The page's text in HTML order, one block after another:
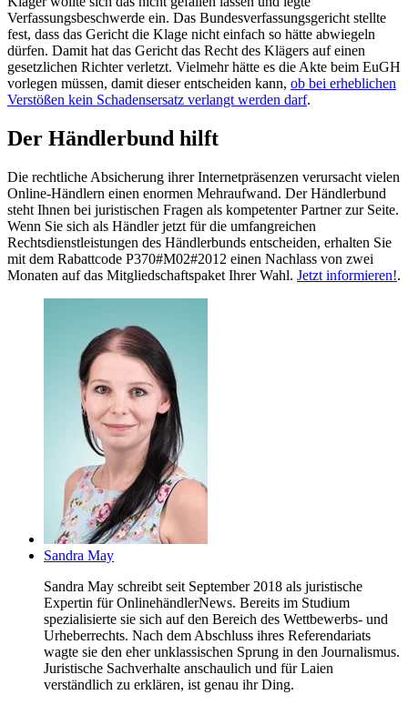
Verfassungsbeschwerde ein. Das Bundesverfassungsgericht stellte
fest, dass das Gericht die Klage nicht einfach so hätte abwiegeln
dürfen. Damit hat das Gericht das Recht des Klägers auf einen
gesetzlichen Richter verletzt. Vielmehr hätte es die Akte beim EuGH
vorlegen müssen, damit dieser entscheiden kann, ob bei erheblichen
Verstößen kein Schadensersatz verlangt werden darf.
Der Händlerbund hilft
Die rechtliche Absicherung ihrer Internetpräsenzen verursacht vielen
Online-Händlern einen enormen Mehraufwand. Der Händlerbund
steht Ihnen bei juristischen Fragen als kompetenter Partner zur Seite.
Wenn Sie sich als Händler jetzt für die umfangreichen
Rechtsdienstleistungen des Händlerbunds entscheiden, erhalten Sie
mit dem Rabattcode P370#M02#2012 einen Nachlass von zwei
Monaten auf das Mitgliedschaftspaket Ihrer Wahl. Jetzt informieren!.
Sandra May
Sandra May schreibt seit September 2018 als juristische
Expertin für OnlinehändlerNews. Bereits im Studium
spezialisierte sie sich auf den Bereich des Wettbewerbs- und
Urheberrechts. Nach dem Abschluss ihres Referendariats
wagte sie den eher unklassischen Sprung in den Journalismus.
Juristische Sachverhalte anschaulich und für Laien
verständlich zu erklären, ist genau ihr Ding.